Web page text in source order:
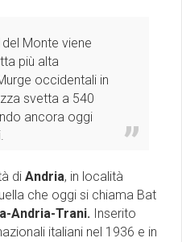
Monte viene
più alta
occidentali in
svetta a 540
ancora oggi
di Andria, in località
che oggi si chiama Bat
Andria-Trani. Inserito
italiani nel 1936 e in